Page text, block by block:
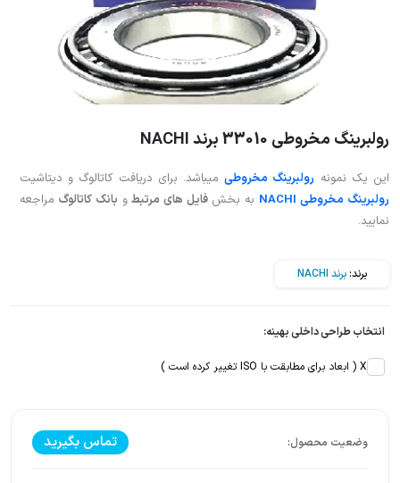
رولبرینگ مخروطی 33010 برند NACHI
این یک نمونه رولبرینگ مخروطیمیباشد. برای دریافت کاتالوگ و دیتاشیت
رولبرینگ مخروطی NACHI
به بخش فایل های مرتبطو بانک کاتالوگ مراجعه
نمایید.
برند:برند NACHI
انتخاب طراحی داخلی بهینه:
X ( ابعاد برای مطابقت با ISO تغییر کرده است )
تماس بگیرید